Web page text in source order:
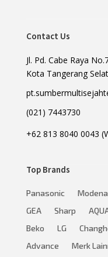
Contact Us
Jl. Pd. Cabe Raya
Kota Tangerang
(021) 7443730
+62 813 8040 0043
Top Brands
Panasonic Modena
GEA
Sharp
Beko
LG
Advance
Merk